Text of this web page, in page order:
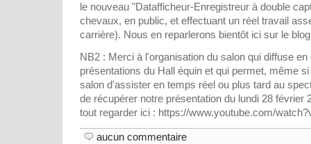
le nouveau "Datafficheur-Enregistreur à double
chevaux, en public, et effectuant un réel travail
carrière). Nous en reparlerons bientôt ici sur le
NB2 : Merci à l'organisation du salon qui diffuse
présentations du Hall équin et qui permet, même
salon d'assister en temps réel ou plus tard au
de récupérer notre présentation du lundi 28 février
tout regarder ici : https://www.youtube.com/
aucun commentaire